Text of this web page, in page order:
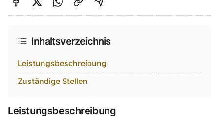
Auf Facebook teilen
Auf Twitter teilen
Per Link teilen
shareViaEmail
Inhaltsverzeichnis
Leistungsbeschreibung
Zuständige Stellen
Leistungsbeschreibung